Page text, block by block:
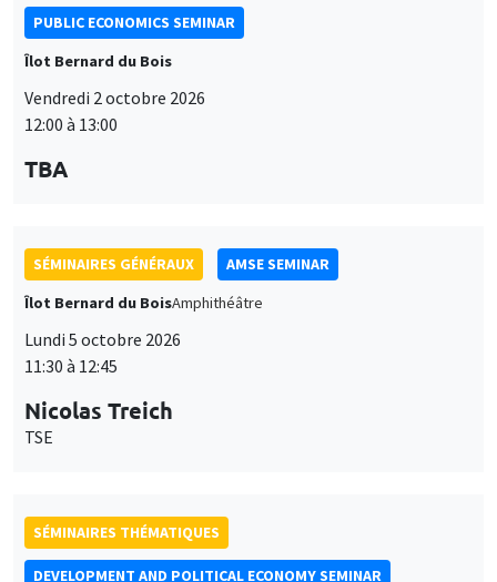
PUBLIC ECONOMICS SEMINAR
Îlot Bernard du Bois
Vendredi 2 octobre 2026
12:00 à 13:00
TBA
SÉMINAIRES GÉNÉRAUX
AMSE SEMINAR
Îlot Bernard du BoisAmphithéâtre
Lundi 5 octobre 2026
11:30 à 12:45
Nicolas Treich
TSE
SÉMINAIRES THÉMATIQUES
DEVELOPMENT AND POLITICAL ECONOMY SEMINAR